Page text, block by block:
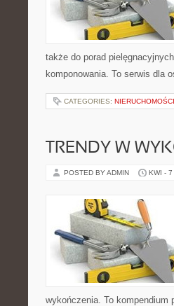
także do porad
komponowania. To serwis dla
CATEGORIES: NIERUCHOMOŚCI
TRENDY W
POSTED BY ADMIN KWI -
wykończenia. To kompendium